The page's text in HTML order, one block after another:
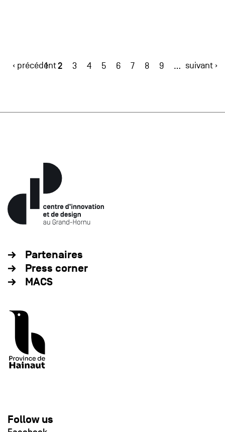
‹ précédent
1 2 3 4 5 6 7 8 9 … suivant ›
Partenaires
Press corner
MACS
Follow us